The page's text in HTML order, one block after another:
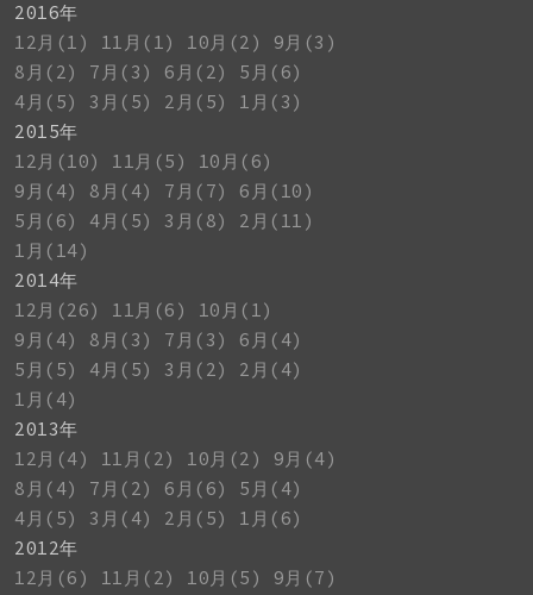
2016年
12月(1)
11月(1) 10月(2)
9月(3)
8月(2)
7月(3) 6月(2)
5月(6)
4月(5)
3月(5) 2月(5)
1月(3)
2015年
12月(10)
11月(5)
10月(6)
9月(4)
8月(4) 7月(7)
6月(10)
5月(6)
4月(5) 3月(8)
2月(11)
1月(14)
2014年
12月(26)
11月(6)
10月(1)
9月(4)
8月(3) 7月(3)
6月(4)
5月(5)
4月(5) 3月(2)
2月(4)
1月(4)
2013年
12月(4)
11月(2) 10月(2)
9月(4)
8月(4)
7月(2) 6月(6)
5月(4)
4月(5)
3月(4) 2月(5)
1月(6)
2012年
12月(6)
11月(2) 10月(5)
9月(7)